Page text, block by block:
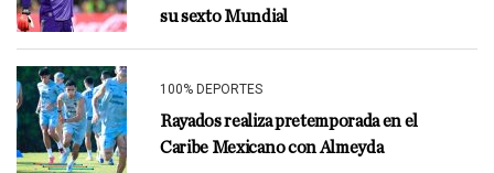
su sexto Mundial
100% DEPORTES
Rayados realiza pretemporada en el
Caribe Mexicano con Almeyda